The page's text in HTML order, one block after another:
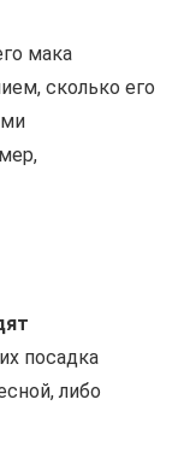
мака
сколько его
посадка
либо